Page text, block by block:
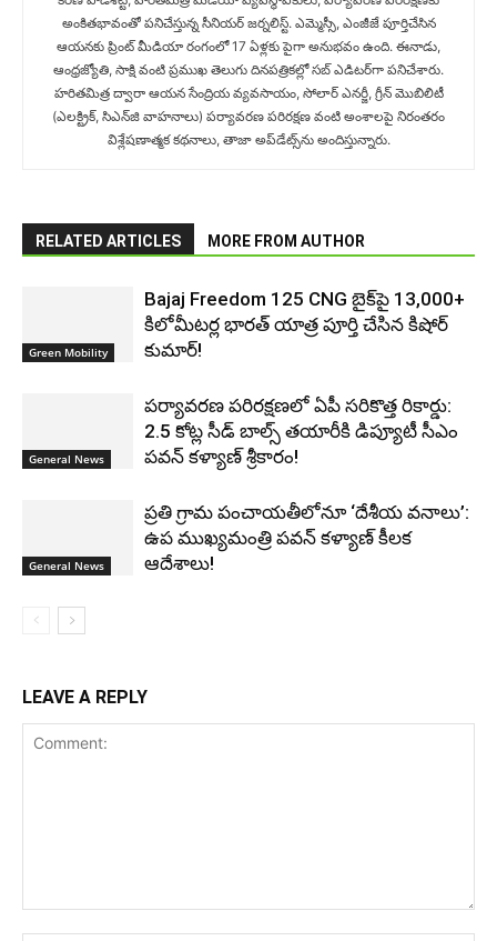
అంకితభావంతో పనిచేస్తున్న సీనియ‌ర్‌ జర్నలిస్ట్. ఎమ్మెస్సీ, ఎంజీజే పూర్తిచేసిన‌
ఆయనకు ప్రింట్ మీడియా రంగంలో 17 ఏళ్లకు పైగా అనుభవం ఉంది. ఈనాడు,
ఆంధ్రజ్యోతి, సాక్షి వంటి ప్రముఖ తెలుగు దినపత్రికల్లో సబ్‌ ఎడిటర్‌గా ప‌నిచేశారు.
హరితమిత్ర ద్వారా ఆయన సేంద్రియ వ్యవసాయం, సోలార్ ఎనర్జీ, గ్రీన్ మొబిలిటీ
(ఎలక్ట్రిక్‌, సిఎన్‌జి వాహనాలు) ప‌ర్యావ‌ర‌ణ ప‌రిర‌క్ష‌ణ వంటి అంశాలపై నిరంతరం
విశ్లేషణాత్మక కథనాలు, తాజా అప్‌డేట్స్‌ను అందిస్తున్నారు.
RELATED ARTICLES MORE FROM AUTHOR
Green Mobility
Bajaj Freedom 125 CNG బైక్‌పై 13,000+
కిలోమీటర్ల భారత్ యాత్ర పూర్తి చేసిన కిషోర్
కుమార్!
General News
పర్యావరణ పరిరక్షణలో ఏపీ సరికొత్త రికార్డు:
2.5 కోట్ల సీడ్ బాల్స్ తయారీకి డిప్యూటీ సీఎం
పవన్ కళ్యాణ్ శ్రీకారం!
General News
ప్రతి గ్రామ పంచాయతీలోనూ ‘దేశీయ వనాలు’:
ఉప ముఖ్యమంత్రి పవన్ కళ్యాణ్ కీలక
ఆదేశాలు!
LEAVE A REPLY